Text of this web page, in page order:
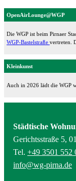
OpenAirLounge@WGP
Die WGP ist beim Pirnaer
WGP-Bastelstraße vertreten.
Kleinkunst
Auch in 2026 lädt die WGP
Städtische
Gerichtsstraße 5,
Tel. +49 3501 552
info@wg-pirna.de